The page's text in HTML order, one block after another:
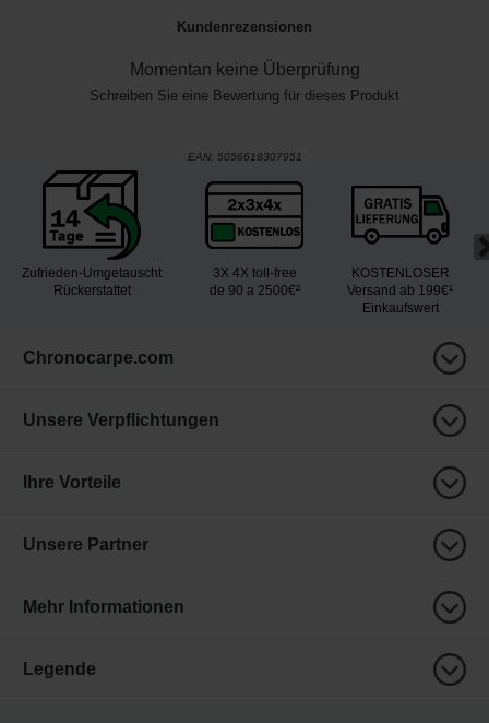
Kundenrezensionen
Momentan keine Überprüfung
Schreiben Sie eine Bewertung für dieses Produkt
EAN: 5056618307951
Zufrieden-Umgetauscht
Rückerstattet
3X 4X toll-free
de 90 a 2500€²
KOSTENLOSER
Versand ab 199€¹
Einkaufswert
Chronocarpe.com
Unsere Verpflichtungen
Ihre Vorteile
Unsere Partner
Mehr Informationen
Legende